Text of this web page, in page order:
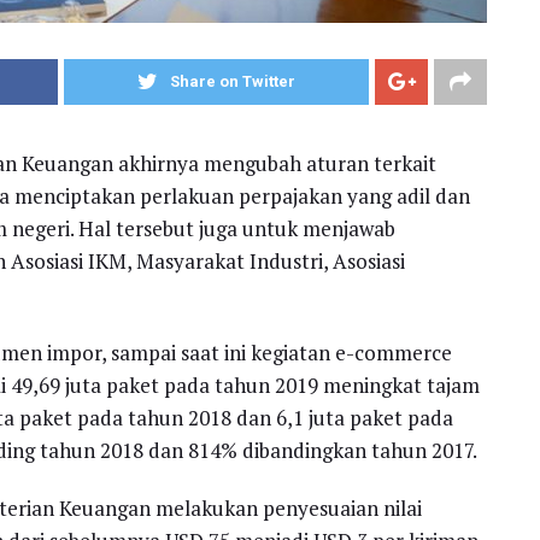
Share on Twitter
Keuangan akhirnya mengubah aturan terkait
perlakuan perpajakan yang adil dan
Hal tersebut juga untuk menjawab
IKM, Masyarakat Industri, Asosiasi
impor, sampai saat ini kegiatan e-commerce
juta paket pada tahun 2019 meningkat tajam
paket pada tahun 2018 dan 6,1 juta paket pada
tahun 2018 dan 814% dibandingkan tahun 2017.
Keuangan melakukan penyesuaian nilai